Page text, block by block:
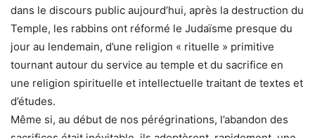
dans le discours public aujourd’hui, après la destruction du
Temple, les rabbins ont réformé le Judaïsme presque du
jour au lendemain, d’une religion « rituelle » primitive
tournant autour du service au temple et du sacrifice en
une religion spirituelle et intellectuelle traitant de textes et
d’études.
Même si, au début de nos pérégrinations, l’abandon des